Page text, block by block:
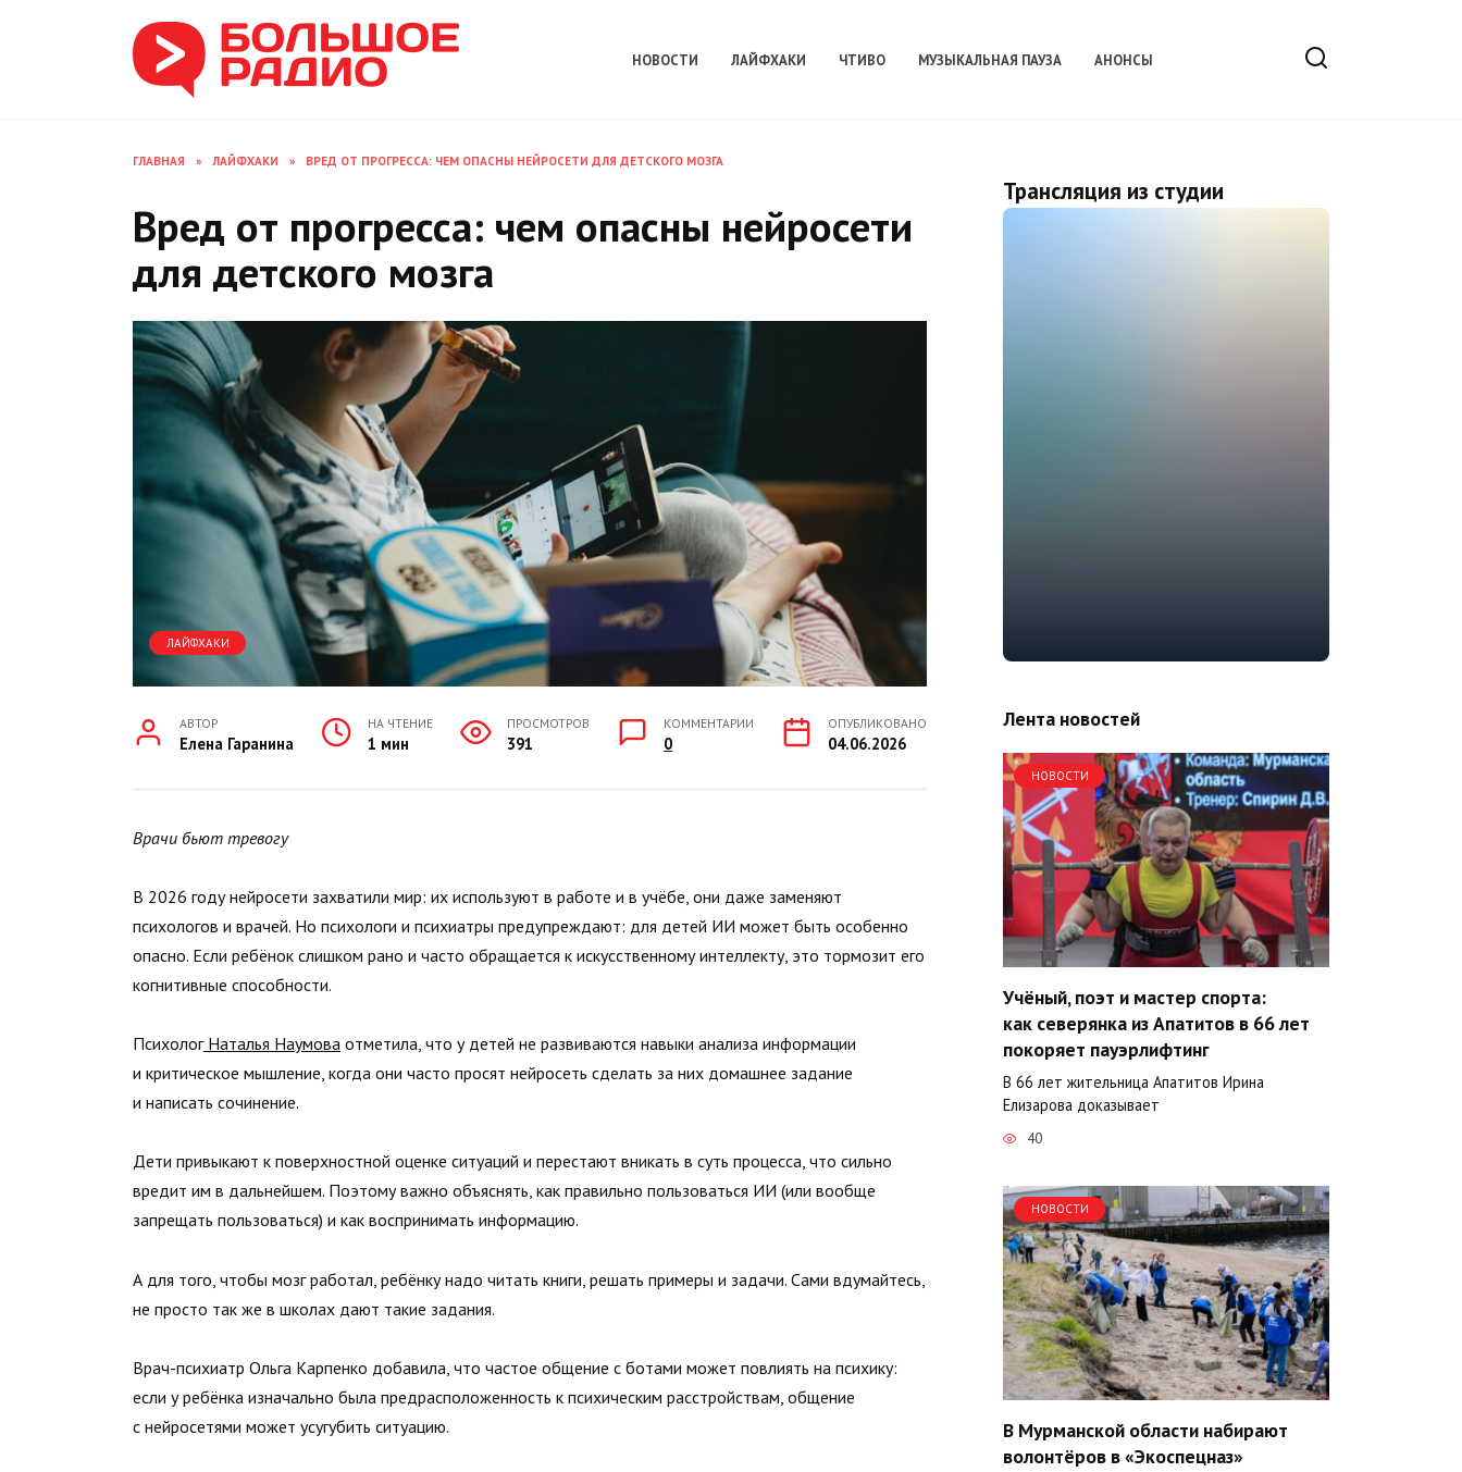
НОВОСТИ ЛАЙФХАКИ ЧТИВО МУЗЫКАЛЬНАЯ ПАУЗА АНОНСЫ
ГЛАВНАЯ » ЛАЙФХАКИ » ВРЕД ОТ ПРОГРЕССА: ЧЕМ ОПАСНЫ НЕЙРОСЕТИ ДЛЯ ДЕТСКОГО МОЗГА
Вред от прогресса: чем опасны нейросети
для детского мозга
ЛАЙФХАКИ
АВТОР
Елена Гаранина
НА ЧТЕНИЕ
1 мин
ПРОСМОТРОВ
391
КОММЕНТАРИИ
0
ОПУБЛИКОВАНО
04.06.2026
Врачи бьют тревогу
В 2026 году нейросети захватили мир: их используют в работе и в учёбе, они даже заменяют
психологов и врачей. Но психологи и психиатры предупреждают: для детей ИИ может быть особенно
опасно. Если ребёнок слишком рано и часто обращается к искусственному интеллекту, это тормозит его
когнитивные способности.
ПсихологНаталья Наумова отметила, что у детей не развиваются навыки анализа информации
и критическое мышление, когда они часто просят нейросеть сделать за них домашнее задание
и написать сочинение.
Дети привыкают к поверхностной оценке ситуаций и перестают вникать в суть процесса, что сильно
вредит им в дальнейшем. Поэтому важно объяснять, как правильно пользоваться ИИ (или вообще
запрещать пользоваться) и как воспринимать информацию.
А для того, чтобы мозг работал, ребёнку надо читать книги, решать примеры и задачи. Сами вдумайтесь,
не просто так же в школах дают такие задания.
Врач-психиатр Ольга Карпенко добавила, что частое общение с ботами может повлиять на психику:
если у ребёнка изначально была предрасположенность к психическим расстройствам, общение
с нейросетями может усугубить ситуацию.
Трансляция из студии
Лента новостей
НОВОСТИ
Учёный, поэт и мастер спорта:
как северянка из Апатитов в 66 лет
покоряет пауэрлифтинг
В 66 лет жительница Апатитов Ирина
Елизарова доказывает
40
НОВОСТИ
В Мурманской области набирают
волонтёров в «Экоспецназ»